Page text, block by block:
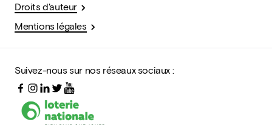
Droits d'auteur
Mentions légales
Suivez-nous sur nos réseaux sociaux :